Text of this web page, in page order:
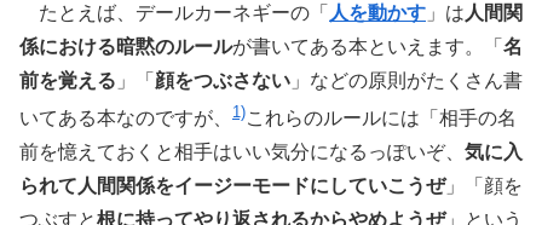
たとえば、デールカーネギーの「 人を動かす 」は 人間関
係における暗黙のルールが書いてある本といえます。「 名
前を覚える 」「 顔をつぶさない 」などの原則がたくさん書
いてある本なのですが、
1)これらのルールには「相手の名
前を憶えておくと相手はいい気分になるっぽいぞ、 気に入
られて人間関係をイージーモードにしていこうぜ」「顔を
つぶすと根に持ってやり返されるからやめようぜ」という